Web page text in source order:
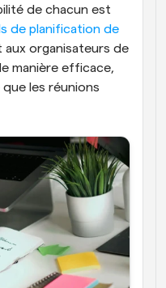
de chacun est
de planification de
aux organisateurs de
manière efficace,
les réunions